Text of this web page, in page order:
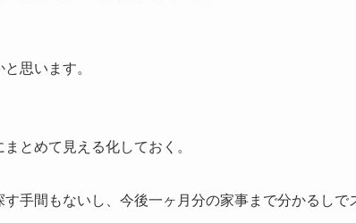
思います。
まとめて見える化しておく。
手間もないし、今後一ヶ月分の家事まで分かるしで